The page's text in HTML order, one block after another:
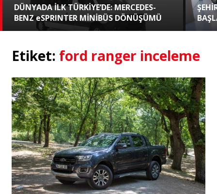
DÜNYADA İLK TÜRKİYE’DE: MERCEDES-
BENZ eSPRINTER MİNİBÜS DÖNÜŞÜMÜ
Etiket: ford ranger inceleme